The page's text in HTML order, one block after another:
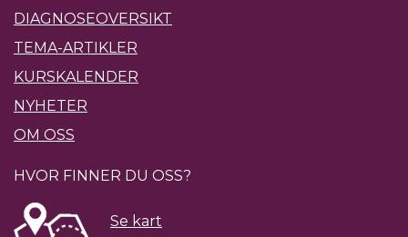
DIAGNOSEOVERSIKT
TEMA-ARTIKLER
KURSKALENDER
NYHETER
OM OSS
HVOR FINNER DU OSS?
Se kart